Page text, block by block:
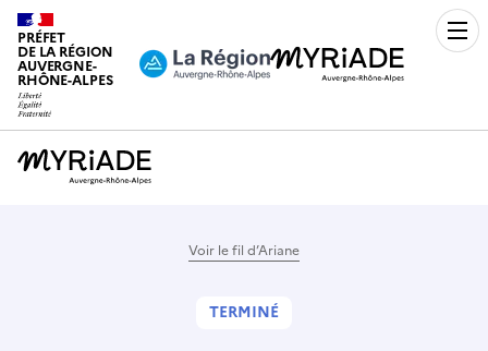
PRÉFET
DE LA RÉGION
AUVERGNE-
RHÔNE-ALPES
Voir le fil d’Ariane
TERMINÉ